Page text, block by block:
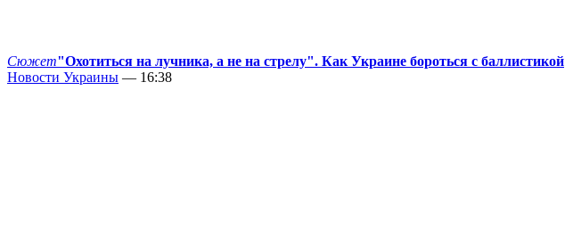
Сюжет"Охотиться на лучника, а не на стрелу". Как Украине бороться с баллистикой
Новости Украины — 16:38